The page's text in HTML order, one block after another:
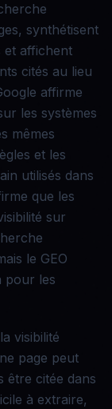
synthétisent
et affichent
cités au lieu
affirme
les systèmes
mêmes
et les
utilisés dans
que les
sur
le GEO
pour les
visibilité
page peut
être citée dans
à extraire,